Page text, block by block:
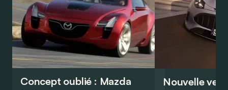
Concept oublié : Mazda
Nouvelle